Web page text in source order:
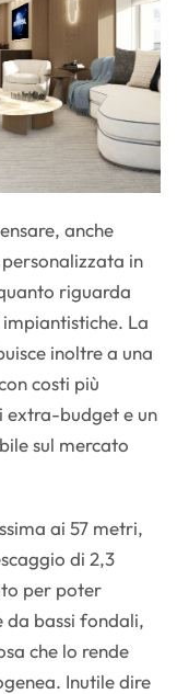
anche
personalizzata in
riguarda
La
inoltre a una
costi più
extra-budget e un
sul mercato
ai 57 metri,
di 2,3
per poter
da bassi fondali,
che lo rende
Inutile dire